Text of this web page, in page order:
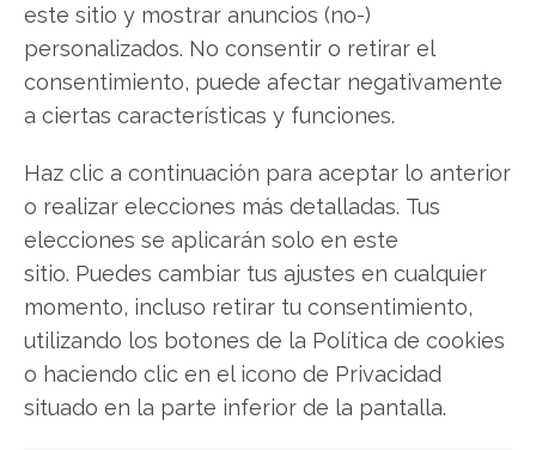
este sitio y mostrar anuncios (no-)
personalizados. No consentir o retirar el
consentimiento, puede afectar negativamente
a ciertas características y funciones.
Haz clic a continuación para aceptar lo anterior
o realizar elecciones más detalladas. Tus
elecciones se aplicarán solo en este
sitio. Puedes cambiar tus ajustes en cualquier
momento, incluso retirar tu consentimiento,
utilizando los botones de la Política de cookies
o haciendo clic en el icono de Privacidad
situado en la parte inferior de la pantalla.
Compartir este artículo
Twitter
Facebook
LinkedIn
Copiar enlace